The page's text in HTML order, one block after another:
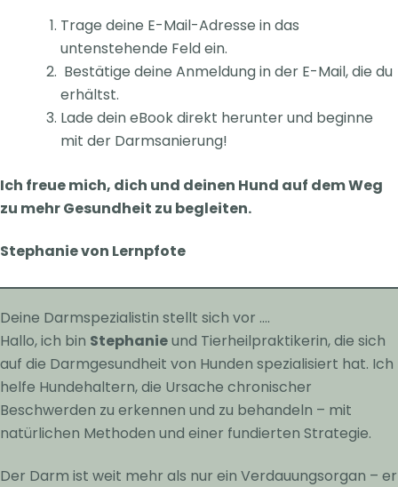
Trage deine E-Mail-Adresse in das
untenstehende Feld ein.
Bestätige deine Anmeldung in der E-Mail, die du
erhältst.
Lade dein eBook direkt herunter und beginne
mit der Darmsanierung!
Ich freue mich, dich und deinen Hund auf dem Weg
zu mehr Gesundheit zu begleiten.
Stephanie von Lernpfote
Deine Darmspezialistin stellt sich vor ….
Hallo, ich bin Stephanieund Tierheilpraktikerin, die sich
auf die Darmgesundheit von Hunden spezialisiert hat. Ich
helfe Hundehaltern, die Ursache chronischer
Beschwerden zu erkennen und zu behandeln – mit
natürlichen Methoden und einer fundierten Strategie.
Der Darm ist weit mehr als nur ein Verdauungsorgan – er